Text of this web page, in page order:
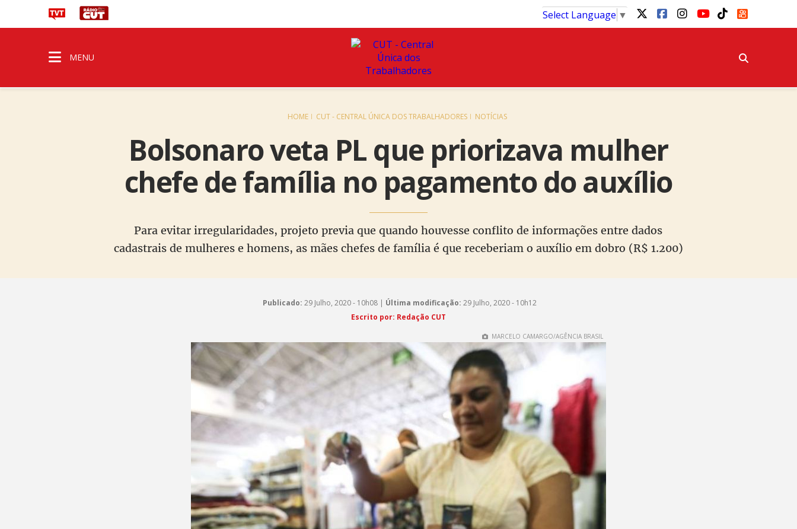
Select Language ▼
MENU
HOME CUT - CENTRAL ÚNICA DOS TRABALHADORES NOTÍCIAS
Bolsonaro veta PL que priorizava mulher
chefe de família no pagamento do auxílio
Para evitar irregularidades, projeto previa que quando houvesse conflito de informações entre dados
cadastrais de mulheres e homens, as mães chefes de família é que receberiam o auxílio em dobro (R$ 1.200)
Publicado: 29 Julho, 2020 - 10h08 | Última modificação: 29 Julho, 2020 - 10h12
Escrito por: Redação CUT
MARCELO CAMARGO/AGÊNCIA BRASIL